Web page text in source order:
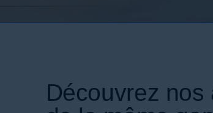
Découvrez